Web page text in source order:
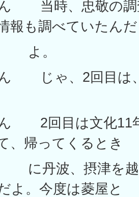
当時、忠敬の調
報も調べていたんだ
じゃ、2回目は
2回目は文化11
、帰ってくるとき
摂津を越えて
よ。今度は菱屋と